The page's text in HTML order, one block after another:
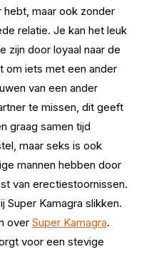
hebt, maar ook zonder
relatie. Je kan het leuk
zijn door loyaal naar de
om iets met een ander
van een ander
te missen, dit geeft
graag samen tijd
maar seks is ook
mannen hebben door
van erectiestoornissen.
Super Kamagra slikken.
over Super Kamagra.
voor een stevige